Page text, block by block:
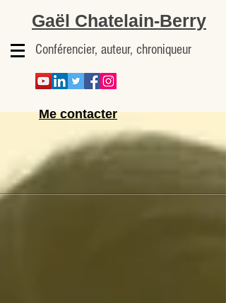
Gaël Chatelain-Berry
Conférencier, auteur, chroniqueur
Me contacter